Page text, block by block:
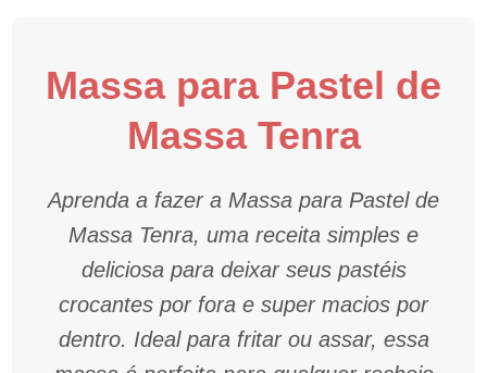
Massa para Pastel de
Massa Tenra
Aprenda a fazer a Massa para Pastel de
Massa Tenra, uma receita simples e
deliciosa para deixar seus pastéis
crocantes por fora e super macios por
dentro. Ideal para fritar ou assar, essa